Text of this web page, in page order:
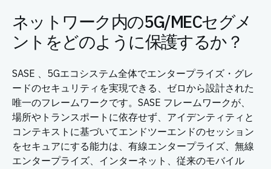
ネットワーク内の5G/MECセグメ
ントをどのように保護するか？
SASE 、5Gエコシステム全体でエンタープライズ・グレ
ードのセキュリティを実現できる、ゼロから設計された
唯一のフレームワークです。SASE フレームワークが、
場所やトランスポートに依存せず、アイデンティティと
コンテキストに基づいてエンドツーエンドのセッション
をセキュアにする能力は、有線エンタープライズ、無線
エンタープライズ、インターネット、従来のモバイル